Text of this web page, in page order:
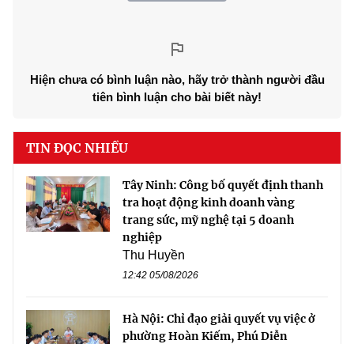
Hiện chưa có bình luận nào, hãy trở thành người đầu
tiên bình luận cho bài biết này!
TIN ĐỌC NHIỀU
Tây Ninh: Công bố quyết định thanh
tra hoạt động kinh doanh vàng
trang sức, mỹ nghệ tại 5 doanh
nghiệp
Thu Huyền
12:42 05/08/2026
Hà Nội: Chỉ đạo giải quyết vụ việc ở
phường Hoàn Kiếm, Phú Diễn